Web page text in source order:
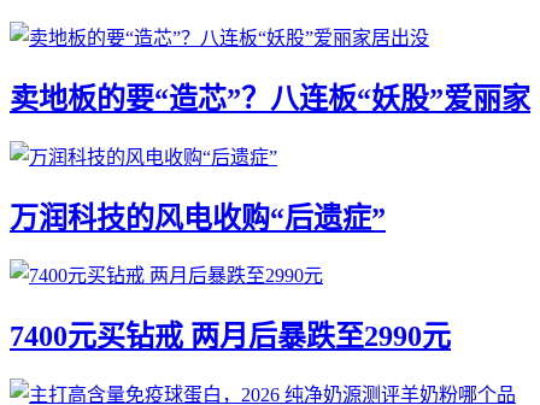
卖地板的要“造芯”？八连板“妖股”爱丽家
万润科技的风电收购“后遗症”
7400元买钻戒 两月后暴跌至2990元